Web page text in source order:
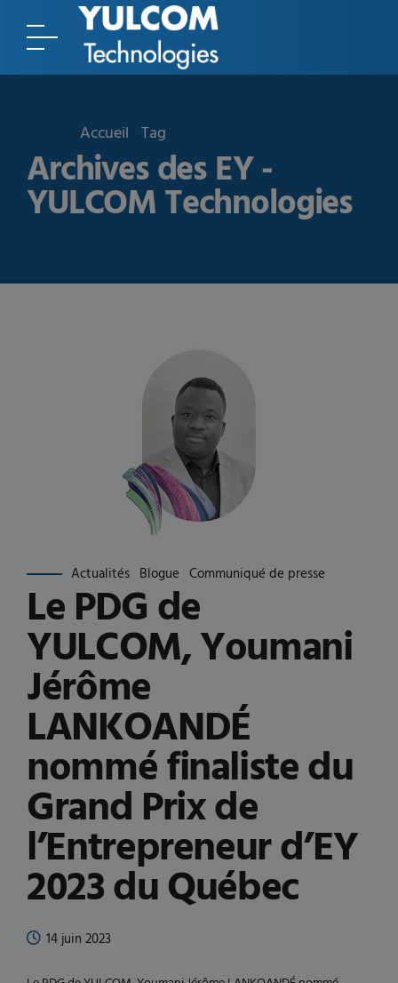
Accueil Tag
Archives des EY -
YULCOM Technologies
Actualités Blogue Communiqué de presse
Le PDG de
YULCOM, Youmani
Jérôme
LANKOANDÉ
nommé finaliste du
Grand Prix de
l’Entrepreneur d’EY
2023 du Québec
14 juin 2023